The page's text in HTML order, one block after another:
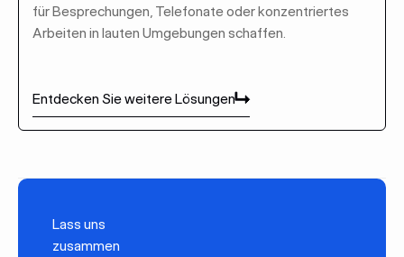
für Besprechungen, Telefonate oder konzentriertes
Arbeiten in lauten Umgebungen schaffen.
Entdecken Sie weitere Lösungen
Entdecken Sie weitere Lösungen
Lass uns
zusammen